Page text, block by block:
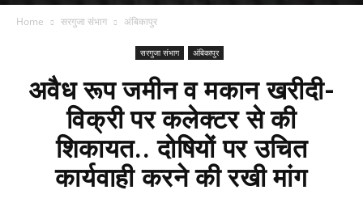
Home सरगुजा संभाग अंबिकापुर
सरगुजा संभाग अंबिकापुर
अवैध रूप जमीन व मकान खरीदी-
विक्री पर कलेक्टर से की
शिकायत.. दोषियों पर उचित
कार्यवाही करने की रखी मांग